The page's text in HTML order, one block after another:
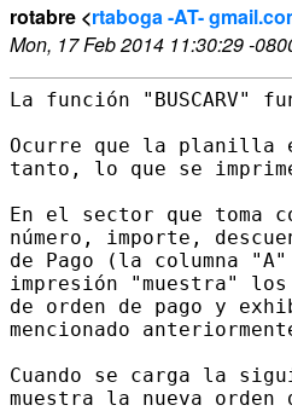
rotabre <rtaboga -AT-
Mon, 17 Feb 2014 11:30:29 -
La función
Ocurre que la planilla
tanto, lo que se
En el sector que toma
número, importe,
de Pago (la columna
impresión "muestra" los
de orden de pago y
mencionado
Cuando se carga la
muestra la nueva